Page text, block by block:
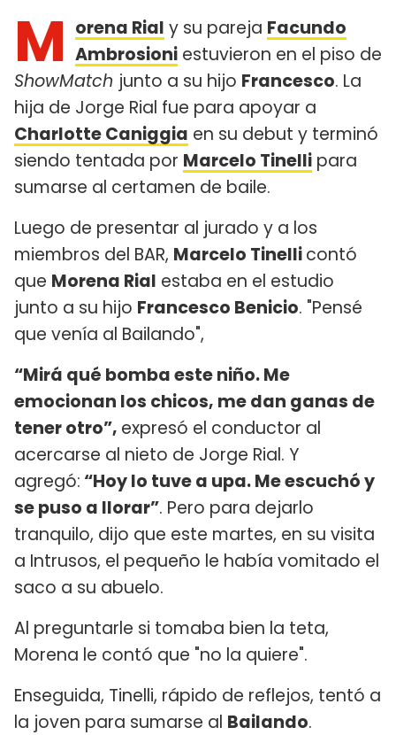
M orena Rial y su pareja Facundo
Ambrosioni estuvieron en el piso de
ShowMatch junto a su hijo Francesco. La
hija de Jorge Rial fue para apoyar a
Charlotte Caniggia en su debut y terminó
siendo tentada por Marcelo Tinelli para
sumarse al certamen de baile.
Luego de presentar al jurado y a los
miembros del BAR, Marcelo Tinellicontó
que Morena Rial estaba en el estudio
junto a su hijo Francesco Benicio. "Pensé
que venía al Bailando",
“Mirá qué bomba este niño. Me
emocionan los chicos, me dan ganas de
tener otro”, expresó el conductor al
acercarse al nieto de Jorge Rial. Y
agregó: “Hoy lo tuve a upa. Me escuchó y
se puso a llorar”. Pero para dejarlo
tranquilo, dijo que este martes, en su visita
a Intrusos, el pequeño le había vomitado el
saco a su abuelo.
Al preguntarle si tomaba bien la teta,
Morena le contó que "no la quiere".
Enseguida, Tinelli, rápido de reflejos, tentó a
la joven para sumarse al Bailando.